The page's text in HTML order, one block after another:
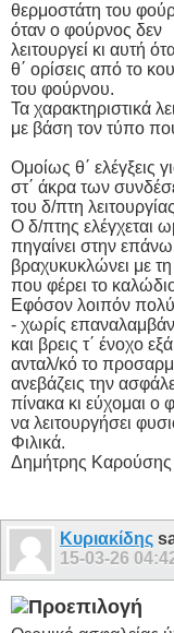
θερμοστάτη του
όταν ο φούρνος δεν
λειτουργεί κι αυτή
θ΄ ορίσεις από το
του φούρνου.
Τα χαρακτηριστικά
με βάση τον τύπο
Ομοίως θ΄ ελέγξεις
στ΄ άκρα των
του δ/πτη
Ο δ/πτης ελέγχεται
πηγαίνει στην
βραχυκυκλώνει με
που φέρει το
Εφόσον λοιπόν
- χωρίς
και βρεις τ΄ ένοχο
ανταλ/κό το
ανεβάζεις την
πίνακα κι εύχομαι ο
να λειτουργήσει
Φιλικά.
Δημήτρης Καρούσης
Κυριακίδης
15-03-26